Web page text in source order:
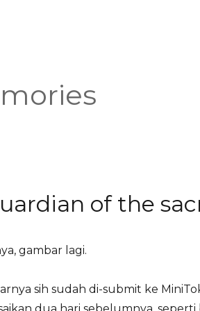
of the
gambar lagi.
sih sudah di-submit ke
dua hari sebelumnya. seperti